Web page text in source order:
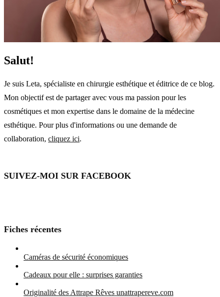
Salut!
Je suis Leta, spécialiste en chirurgie esthétique et éditrice de ce blog.
Mon objectif est de partager avec vous ma passion pour les
cosmétiques et mon expertise dans le domaine de la médecine
esthétique. Pour plus d'informations ou une demande de
collaboration, cliquez ici.
SUIVEZ-MOI SUR FACEBOOK
Fiches récentes
Caméras de sécurité économiques
Cadeaux pour elle : surprises garanties
Originalité des Attrape Rêves unattrapereve.com